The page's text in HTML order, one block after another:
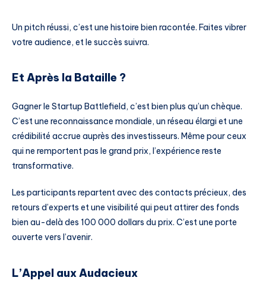
Un pitch réussi, c’est une histoire bien racontée. Faites vibrer
votre audience, et le succès suivra.
Et Après la Bataille ?
Gagner le Startup Battlefield, c’est bien plus qu’un chèque.
C’est une reconnaissance mondiale, un réseau élargi et une
crédibilité accrue auprès des investisseurs. Même pour ceux
qui ne remportent pas le grand prix, l’expérience reste
transformative.
Les participants repartent avec des contacts précieux, des
retours d’experts et une visibilité qui peut attirer des fonds
bien au-delà des 100 000 dollars du prix. C’est une porte
ouverte vers l’avenir.
L’Appel aux Audacieux